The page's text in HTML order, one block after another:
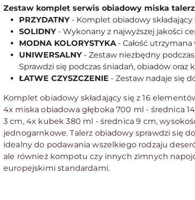
Zestaw komplet serwis obiadowy miska
PRZYDATNY - Komplet obiadowy składający
SOLIDNY - Wykonany z najwyższej jakości
MODNA KOLORYSTYKA- Całość
UNIWERSALNY - Zestaw niezbędny
Sprawdzi się podczas śniadań, obiadów oraz
ŁATWE CZYSZCZENIE - Zestaw nadaje się
Komplet obiadowy składający się z 16
4x miska obiadowa głęboka 700 ml - średnica
3 cm, 4x kubek 380 ml - średnica 9 cm,
jednogarnkowe. Talerz obiadowy sprawdzi się
idealny do podawania wszelkiego rodzaju
ale również kompotu czy innych zimnych
europejskimi standardami.